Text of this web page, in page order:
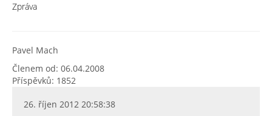
Zpráva
Pavel Mach
Členem od: 06.04.2008
Příspěvků: 1852
26. říjen 2012 20:58:38